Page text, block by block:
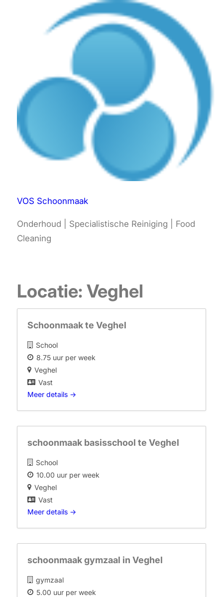
VOS Schoonmaak
Onderhoud | Specialistische Reiniging | Food
Cleaning
Locatie: Veghel
Schoonmaak te Veghel
School
8.75 uur per week
Veghel
Vast
Meer details
schoonmaak basisschool te Veghel
School
10.00 uur per week
Veghel
Vast
Meer details
schoonmaak gymzaal in Veghel
gymzaal
5.00 uur per week